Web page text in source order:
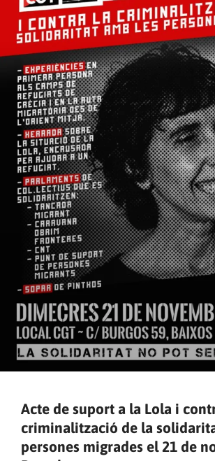
Acte de suport a la Lola i
criminalització de la
persones migrades el 21 de